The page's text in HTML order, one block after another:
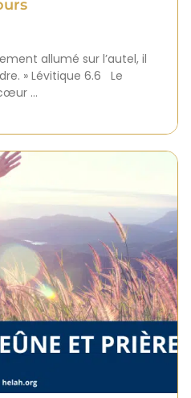
allumé sur l’autel, il
» Lévitique 6.6 Le
…